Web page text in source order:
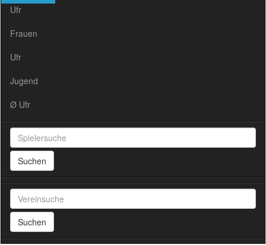
Ufr
Frauen
Ufr
Jugend
Ø Ufr
Suchen
Suchen